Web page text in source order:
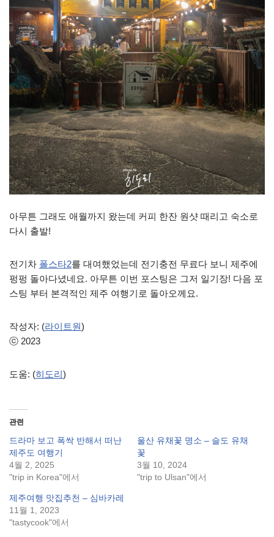
아무튼 그래도 애월까지 왔는데 커피 한잔 원샷 때리고 숙소로
다시 출발!
전기차 폴스타2를 대여했었는데 전기충전 무료다 보니 제주에
펑펑 돌아다녔네요. 아무튼 이번 포스팅은 그저 일기장! 다음 포
스팅 부터 본격적인 제주 여행기로 돌아오께요.
작성자: (라이트원)
ⓒ 2023
도움: (히도리)
관련
드라마 보고 폭싹 반해서 떠난
제주도 여행기
4월 2, 2025
"trip in Korea"에서
울산 유채꽃 명소 – 슬도 유채
꽃
3월 10, 2024
"trip to Ulsan"에서
제주여행 맛집추천 – 심바카레
11월 1, 2023
"tastycook"에서